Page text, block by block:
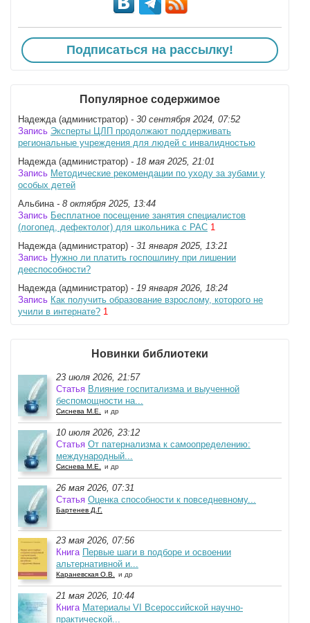
Подписаться на рассылку!
Популярное содержимое
Надежда (администратор) - 30 сентября 2024, 07:52
Запись Эксперты ЦЛП продолжают поддерживать
региональные учреждения для людей с инвалидностью
Надежда (администратор) - 18 мая 2025, 21:01
Запись Методические рекомендации по уходу за зубами у
особых детей
Альбина - 8 октября 2025, 13:44
Запись Бесплатное посещение занятия специалистов
(логопед, дефектолог) для школьника с РАС 1
Надежда (администратор) - 31 января 2025, 13:21
Запись Нужно ли платить госпошлину при лишении
дееспособности?
Надежда (администратор) - 19 января 2026, 18:24
Запись Как получить образование взрослому, которого не
учили в интернате? 1
Новинки библиотеки
23 июля 2026, 21:57
Статья Влияние госпитализма и выученной
беспомощности на...
Сиснева М.Е. и др
10 июля 2026, 23:12
Статья От патернализма к самоопределению:
международный...
Сиснева М.Е. и др
26 мая 2026, 07:31
Статья Оценка способности к повседневному...
Бартенев Д.Г.
23 мая 2026, 07:56
Книга Первые шаги в подборе и освоении
альтернативной и...
Караневская О.В. и др
21 мая 2026, 10:44
Книга Материалы VI Всероссийской научно-
практической...